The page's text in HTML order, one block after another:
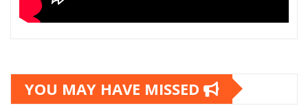
YOU MAY HAVE MISSED